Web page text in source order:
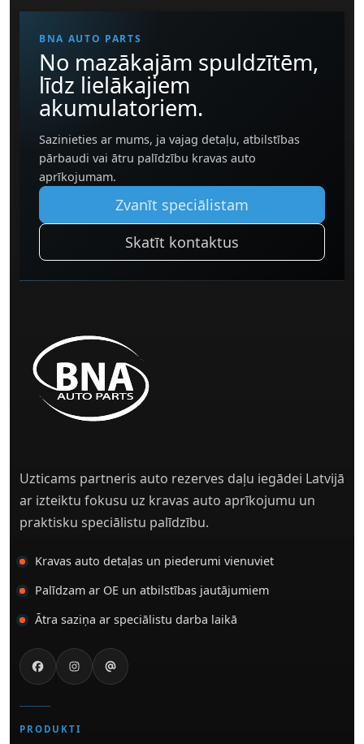
BNA AUTO PARTS
No mazākajām spuldzītēm,
līdz lielākajiem
akumulatoriem.
Sazinieties ar mums, ja vajag detaļu, atbilstības
pārbaudi vai ātru palīdzību kravas auto
aprīkojumam.
Zvanīt speciālistam
Skatīt kontaktus
Uzticams partneris auto rezerves daļu iegādei Latvijā
ar izteiktu fokusu uz kravas auto aprīkojumu un
praktisku speciālistu palīdzību.
Kravas auto detaļas un piederumi vienuviet
Palīdzam ar OE un atbilstības jautājumiem
Ātra saziņa ar speciālistu darba laikā
PRODUKTI